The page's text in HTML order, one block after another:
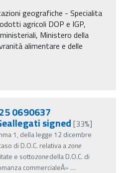
geografiche - Specialita
agricoli DOP e IGP,
Ministero della
alimentare e delle
0690637
signed [33%]
1, della legge 12 dicembre
di D.O.C. relativa azone
e sottozonedella D.O.C. di
commercialeÂ» …